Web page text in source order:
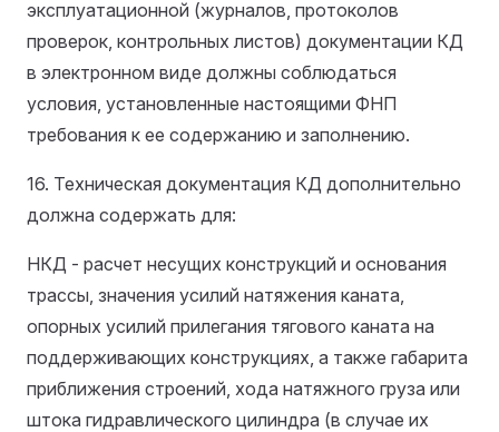
эксплуатационной (журналов, протоколов
проверок, контрольных листов) документации КД
в электронном виде должны соблюдаться
условия, установленные настоящими ФНП
требования к ее содержанию и заполнению.
16. Техническая документация КД дополнительно
должна содержать для:
НКД - расчет несущих конструкций и основания
трассы, значения усилий натяжения каната,
опорных усилий прилегания тягового каната на
поддерживающих конструкциях, а также габарита
приближения строений, хода натяжного груза или
штока гидравлического цилиндра (в случае их